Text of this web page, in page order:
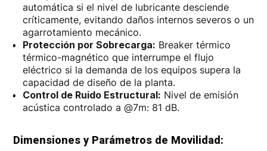
automática si el nivel de lubricante desciende
críticamente, evitando daños internos severos o un
agarrotamiento mecánico.
Protección por Sobrecarga: Breaker térmico
térmico-magnético que interrumpe el flujo
eléctrico si la demanda de los equipos supera la
capacidad de diseño de la planta.
Control de Ruido Estructural: Nivel de emisión
acústica controlado a @7m: 81 dB.
Dimensiones y Parámetros de Movilidad: